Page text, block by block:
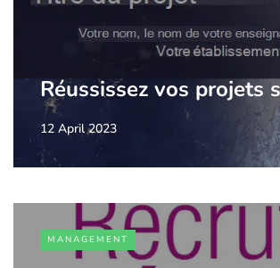
Réussissez vos projets
12 April 2023
MANAGEMENT